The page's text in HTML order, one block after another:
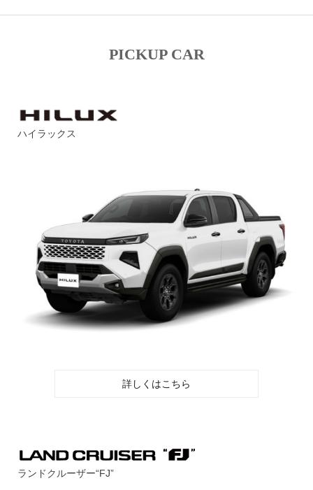
PICKUP CAR
ハイラックス
詳しくはこちら
ランドクルーザー“FJ”